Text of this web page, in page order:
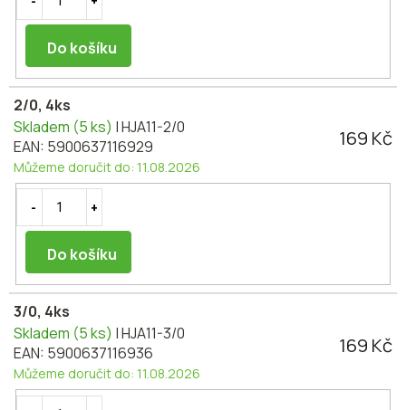
Do košíku
2/0, 4ks
Skladem (5 ks) | HJA11-2/0
EAN: 5900637116929
Můžeme doručit do: 11.08.2026
169 Kč
Do košíku
3/0, 4ks
Skladem (5 ks) | HJA11-3/0
EAN: 5900637116936
Můžeme doručit do: 11.08.2026
169 Kč